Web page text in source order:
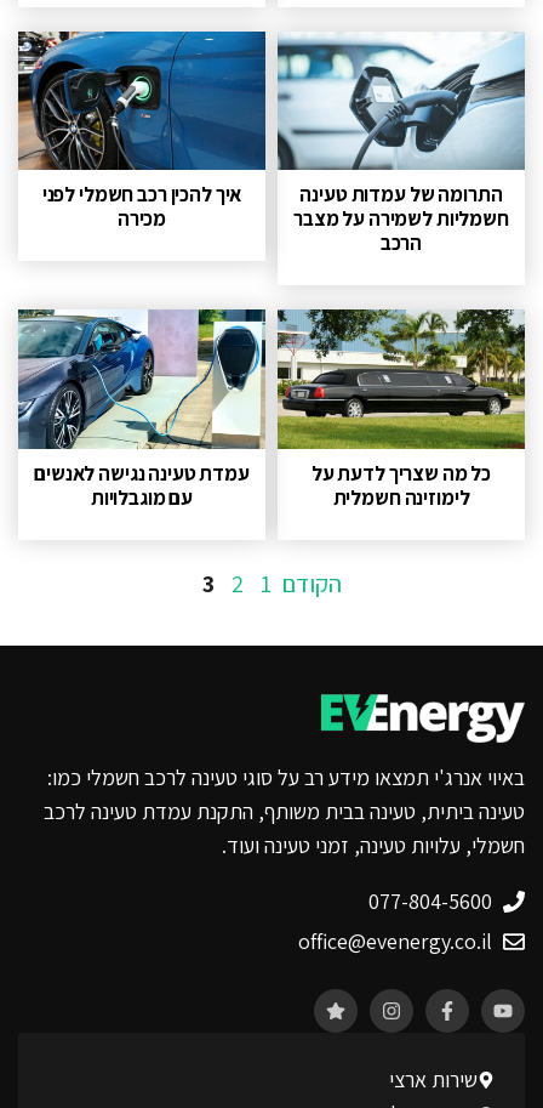
התרומה של עמדות טעינה
חשמליות לשמירה על מצבר
הרכב
איך להכין רכב חשמלי לפני
מכירה
כל מה שצריך לדעת על
לימוזינה חשמלית
עמדת טעינה נגישה לאנשים
עם מוגבלויות
הקודם 1
2 עמוד
3
באיוי אנרג'י תמצאו מידע רב על סוגי טעינה לרכב חשמלי כמו:
טעינה ביתית, טעינה בבית משותף, התקנת עמדת טעינה לרכב
חשמלי, עלויות טעינה, זמני טעינה ועוד.
077-804-5600
office@evenergy.co.il
שירות ארצי